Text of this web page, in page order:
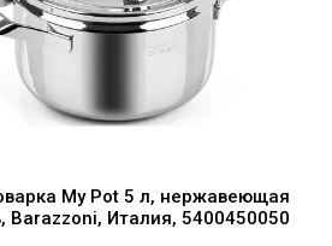
My Pot 5 л, нержавеющая
Barazzoni, Италия, 5400450050